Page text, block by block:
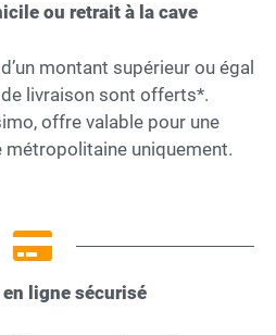
ou retrait à la cave
montant supérieur ou égal
livraison sont offerts*.
offre valable pour une
métropolitaine uniquement.
ligne sécurisé